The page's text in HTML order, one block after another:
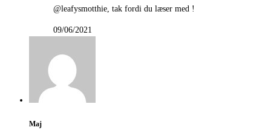
@leafysmotthie, tak fordi du læser med !
09/06/2021
Maj